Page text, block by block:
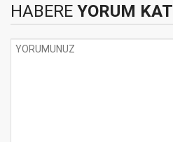
HABERE YORUM KAT